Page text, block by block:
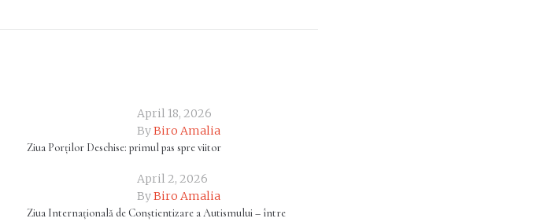
April 18, 2026
ByBiro Amalia
Ziua Porților Deschise: primul pas spre viitor
April 2, 2026
ByBiro Amalia
Ziua Internațională de Conștientizare a Autismului – între